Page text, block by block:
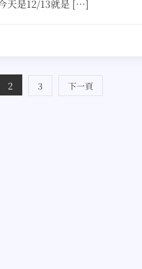
天是12/13就是 […]
2 3 下一頁